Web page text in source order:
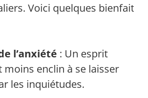
Voici quelques bienfaits
l’anxiété : Un esprit
moins enclin à se laisser
les inquiétudes.